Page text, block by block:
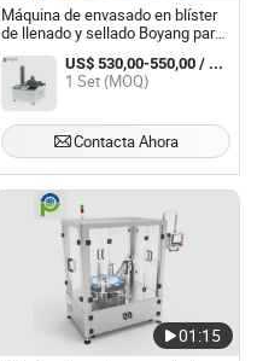
Máquina de envasado en blíster
de llenado y sellado Boyang para
mar/aire
US$ 530,00-550,00 / Set
1 Set (MOQ)
Contacta Ahora
01:15